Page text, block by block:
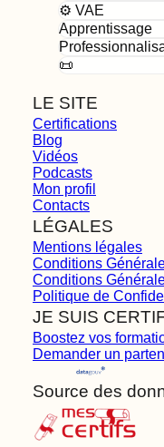
⚙️ VAE
Apprentissage
📜
LE SITE
Certifications
Blog
Vidéos
Podcasts
Mon profil
Contacts
LÉGALES
Mentions légales
Conditions
Conditions
Politique de
JE SUIS
Boostez vos
Demander un
Source des